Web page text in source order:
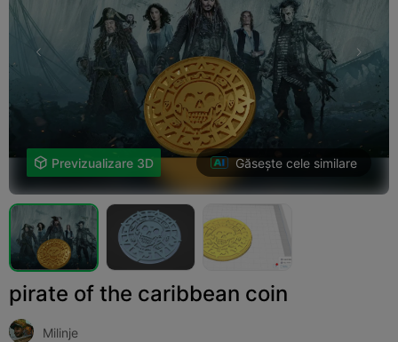
 Previzualizare 3D Găsește cele similare
pirate of the caribbean coin
Milinje